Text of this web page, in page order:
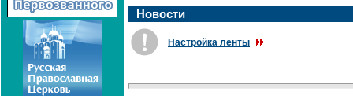
Новости
Настройка ленты